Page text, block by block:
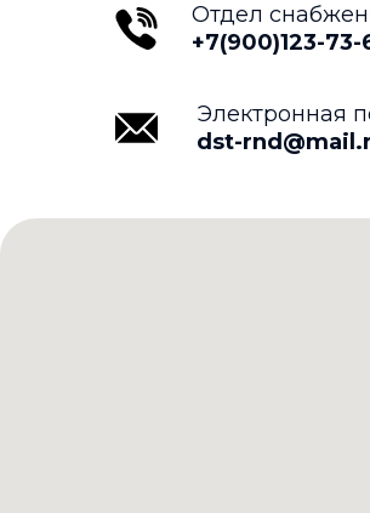
Электронная
dst-
Отдел
+7(900)123-73-